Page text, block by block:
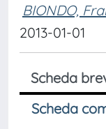
BIONDO,
2013-01-01
Scheda
Scheda